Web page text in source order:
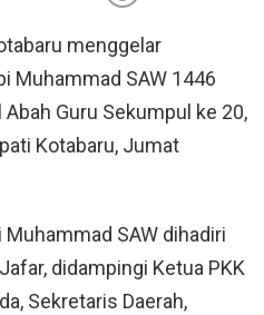
menggelar
Muhammad SAW 1446
Guru Sekumpul ke 20,
Kotabaru, Jumat
SAW dihadiri
didampingi Ketua PKK
Sekretaris Daerah,